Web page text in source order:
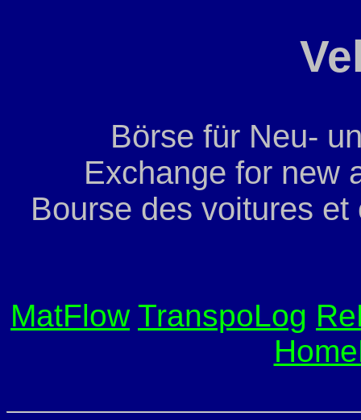
Börse für Neu-
Exchange for new
Bourse des voitures
MatFlow TranspoLog